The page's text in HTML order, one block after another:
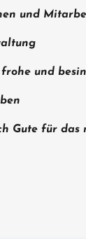
und
und
Gute für das